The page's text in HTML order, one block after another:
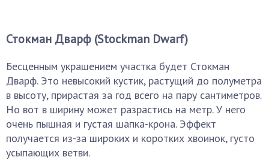
Стокман Дварф (Stockman Dwarf)
Бесценным украшением участка будет Стокман
Дварф. Это невысокий кустик, растущий до полуметра
в высоту, прирастая за год всего на пару сантиметров.
Но вот в ширину может разрастись на метр. У него
очень пышная и густая шапка-крона. Эффект
получается из-за широких и коротких хвоинок, густо
усыпающих ветви.